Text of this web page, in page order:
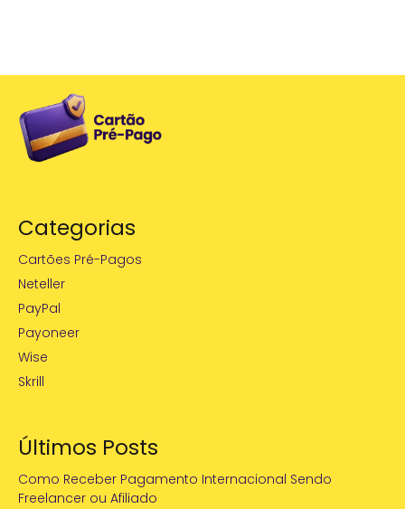
Categorias
Cartões Pré-Pagos
Neteller
PayPal
Payoneer
Wise
Skrill
Últimos Posts
Como Receber Pagamento Internacional Sendo
Freelancer ou Afiliado